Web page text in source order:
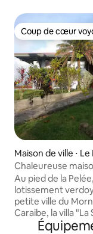
Coup de cœur
Coup de cœur
Maison de ville ⋅
ouge
Chaleureuse
agréable
Au pied de la
lotissement
petite ville du
Caraibe, la villa
cadre agréable